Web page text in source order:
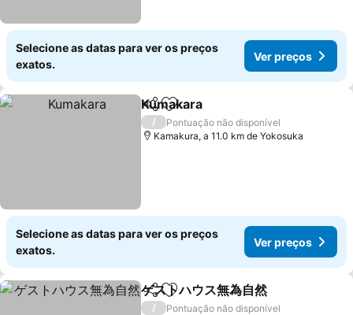
Selecione as datas para ver os preços
exatos.
Ver preços
PartilharAdicionar aos favoritos
Kumakara
/
Pontuação não disponível
Kamakura, a 11.0 km de Yokosuka
Selecione as datas para ver os preços
exatos.
Ver preços
PartilharAdicionar aos favoritos
ゲストハウス無為自然
/
Pontuação não disponível